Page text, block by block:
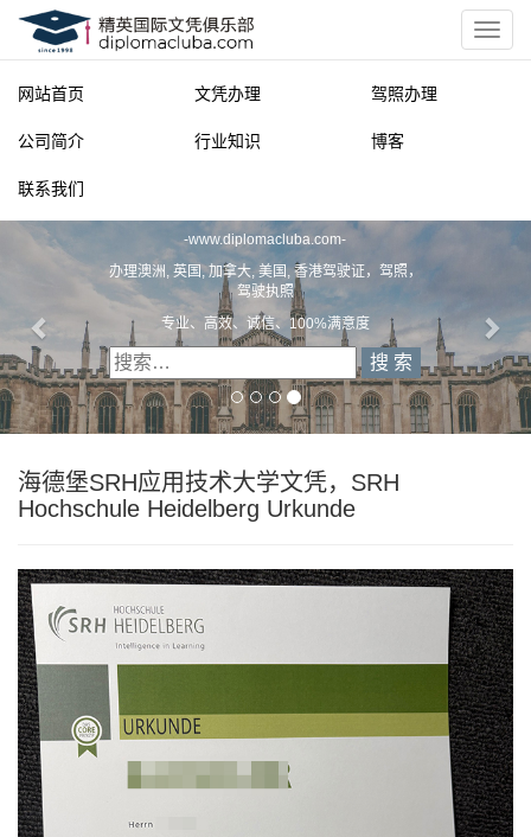
网站首页 文凭办理 驾照办理
公司简介 行业知识 博客
联系我们
-www.diplomacluba.com-
办理澳洲, 英国, 加拿大, 美国, 香港驾驶证，驾照，
驾驶执照
专业、高效、诚信、100%满意度
海德堡SRH应用技术大学文凭，SRH
Hochschule Heidelberg Urkunde